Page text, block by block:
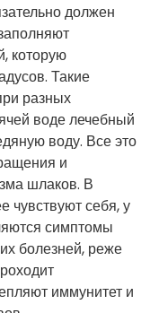
должен
которую
Такие
разных
воде лечебный
воду. Все это
и
шлаков. В
чувствуют себя, у
симптомы
болезней, реже
иммунитет и